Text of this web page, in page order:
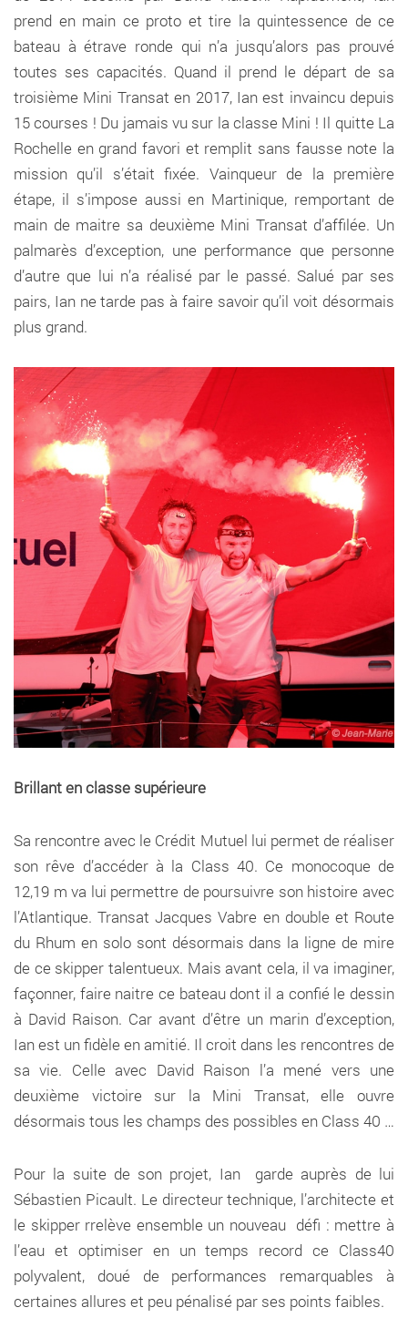
prend en main ce proto et tire la quintessence de ce
bateau à étrave ronde qui n’a jusqu’alors pas prouvé
toutes ses capacités. Quand il prend le départ de sa
troisième Mini Transat en 2017, Ian est invaincu depuis
15 courses ! Du jamais vu sur la classe Mini ! Il quitte La
Rochelle en grand favori et remplit sans fausse note la
mission qu’il s’était fixée. Vainqueur de la première
étape, il s’impose aussi en Martinique, remportant de
main de maitre sa deuxième Mini Transat d’affilée. Un
palmarès d’exception, une performance que personne
d’autre que lui n’a réalisé par le passé. Salué par ses
pairs, Ian ne tarde pas à faire savoir qu’il voit désormais
plus grand.
Brillant en classe supérieure
Sa rencontre avec le Crédit Mutuel lui permet de réaliser
son rêve d’accéder à la Class 40. Ce monocoque de
12,19 m va lui permettre de poursuivre son histoire avec
l’Atlantique. Transat Jacques Vabre en double et Route
du Rhum en solo sont désormais dans la ligne de mire
de ce skipper talentueux. Mais avant cela, il va imaginer,
façonner, faire naitre ce bateau dont il a confié le dessin
à David Raison. Car avant d’être un marin d’exception,
Ian est un fidèle en amitié. Il croit dans les rencontres de
sa vie. Celle avec David Raison l’a mené vers une
deuxième victoire sur la Mini Transat, elle ouvre
désormais tous les champs des possibles en Class 40 …
Pour la suite de son projet, Ian garde auprès de lui
Sébastien Picault. Le directeur technique, l’architecte et
le skipper rrelève ensemble un nouveau défi : mettre à
l’eau et optimiser en un temps record ce Class40
polyvalent, doué de performances remarquables à
certaines allures et peu pénalisé par ses points faibles.